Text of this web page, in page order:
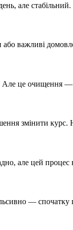
але
важливі
Але це очищення
змінити курс.
але цей процес
— спочатку